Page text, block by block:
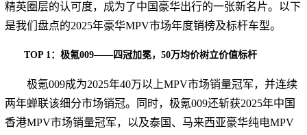
精英圈层的认可度，成为了中国豪华出行的一张新名片。以下
是我们盘点的2025年豪华MPV市场年度销榜及标杆车型。
TOP 1：极氪009——四冠加冕，50万均价树立价值标杆
极氪009成为2025年40万以上MPV市场销量冠军，并连续
两年蝉联该细分市场销冠。同时，极氪009还斩获2025年中国
香港MPV市场销量冠军，以及泰国、马来西亚豪华纯电MPV